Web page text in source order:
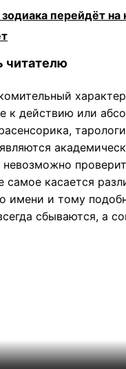
перейдёт
читателю
к действию или
касается
имени и тому
сбываются, а